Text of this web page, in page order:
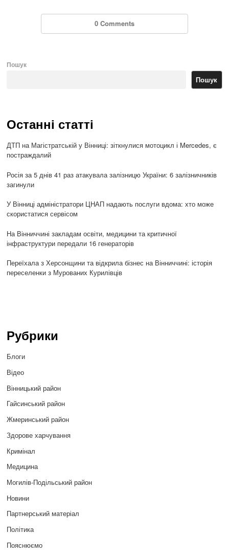
0 Comments
Пошук
Пошук
Останні статті
ДТП на Магістратській у Вінниці: зіткнулися мотоцикл і Mercedes, є
постраждалий
Росія за 5 днів 41 раз атакувала залізницю України: 6 залізничників
загинули
У Вінниці адміністратори ЦНАП надають послуги вдома: хто може
скористатися сервісом
На Вінниччині закладам освіти, медицини та критичної
інфраструктури передали 16 генераторів
Переїхала з Херсонщини та відкрила бізнес на Вінниччині: історія
переселенки з Мурованих Курилівців
Рубрики
Блоги
Відео
Вінницький район
Гайсинський район
Жмеринський район
Здорове харчування
Кримінал
Медицина
Могилів-Подільський район
Новини
Партнерський матеріал
Політика
Пояснюємо